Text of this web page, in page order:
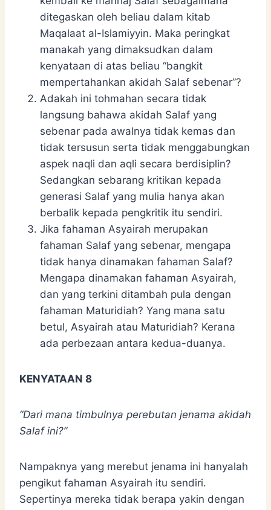
ditegaskan oleh beliau dalam kitab
Maqalaat al-Islamiyyin. Maka peringkat
manakah yang dimaksudkan dalam
kenyataan di atas beliau “bangkit
mempertahankan akidah Salaf sebenar”?
Adakah ini tohmahan secara tidak
langsung bahawa akidah Salaf yang
sebenar pada awalnya tidak kemas dan
tidak tersusun serta tidak menggabungkan
aspek naqli dan aqli secara berdisiplin?
Sedangkan sebarang kritikan kepada
generasi Salaf yang mulia hanya akan
berbalik kepada pengkritik itu sendiri.
Jika fahaman Asyairah merupakan
fahaman Salaf yang sebenar, mengapa
tidak hanya dinamakan fahaman Salaf?
Mengapa dinamakan fahaman Asyairah,
dan yang terkini ditambah pula dengan
fahaman Maturidiah? Yang mana satu
betul, Asyairah atau Maturidiah? Kerana
ada perbezaan antara kedua-duanya.
KENYATAAN 8
“Dari mana timbulnya perebutan jenama akidah
Salaf ini?”
Nampaknya yang merebut jenama ini hanyalah
pengikut fahaman Asyairah itu sendiri.
Sepertinya mereka tidak berapa yakin dengan